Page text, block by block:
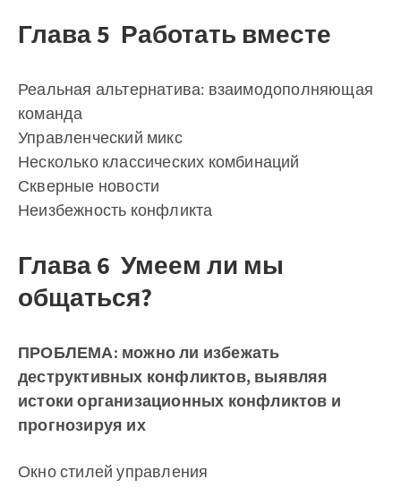
Глава 5 Работать вместе
Реальная альтернатива: взаимодополняющая
команда
Управленческий микс
Несколько классических комбинаций
Скверные новости
Неизбежность конфликта
Глава 6 Умеем ли мы
общаться?
ПРОБЛЕМА: можно ли избежать
деструктивных конфликтов, выявляя
истоки организационных конфликтов и
прогнозируя их
Окно стилей управления